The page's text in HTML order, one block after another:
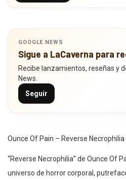
GOOGLE NEWS
Sigue a LaCaverna para
Recibe lanzamientos, reseñas y
News.
Seguir
Ounce Of Pain – Reverse Necrophilia
“Reverse Necrophilia” de Ounce Of
universo de horror corporal,